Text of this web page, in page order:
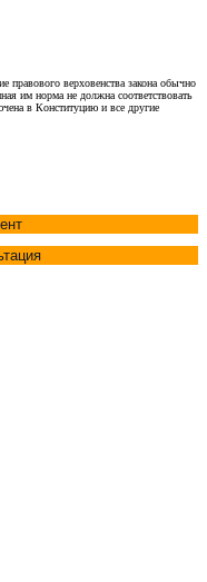
правового верховенства закона обычно
им норма не должна соответствовать
в Конституцию и все другие